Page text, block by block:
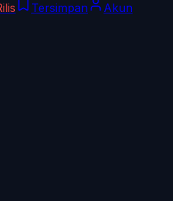
Tersimpan Akun